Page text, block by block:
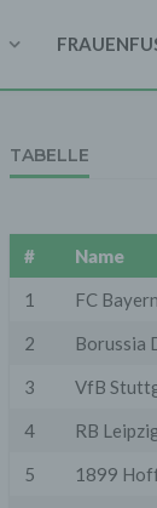
TABELLE
# Name
1
FC
2
Borussia
3
VfB
4
RB
5
1899